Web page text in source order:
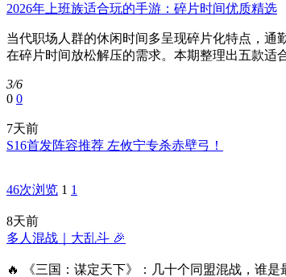
2026年上班族适合玩的手游：碎片时间优质精选
当代职场人群的休闲时间多呈现碎片化特点，
在碎片时间放松解压的需求。本期整理出五款适
3/6
0 0
7天前
S16首发阵容推荐 左攸宁专杀赤壁弓！
46次浏览 1 1
8天前
多人混战｜大乱斗 🎉
🔥 《三国：谋定天下》：几十个同盟混战，谁